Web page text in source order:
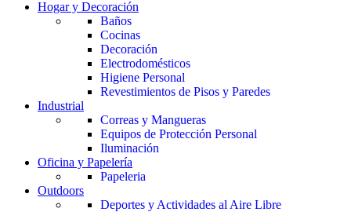
Hogar y Decoración
Baños
Cocinas
Decoración
Electrodomésticos
Higiene Personal
Revestimientos de Pisos y Paredes
Industrial
Correas y Mangueras
Equipos de Protección Personal
Iluminación
Oficina y Papelería
Papeleria
Outdoors
Deportes y Actividades al Aire Libre